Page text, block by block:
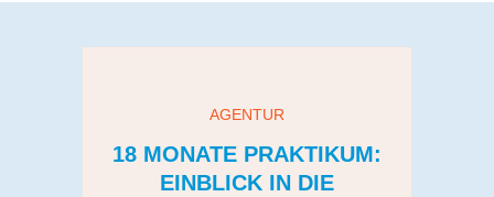
AGENTUR
18 MONATE PRAKTIKUM:
EINBLICK IN DIE